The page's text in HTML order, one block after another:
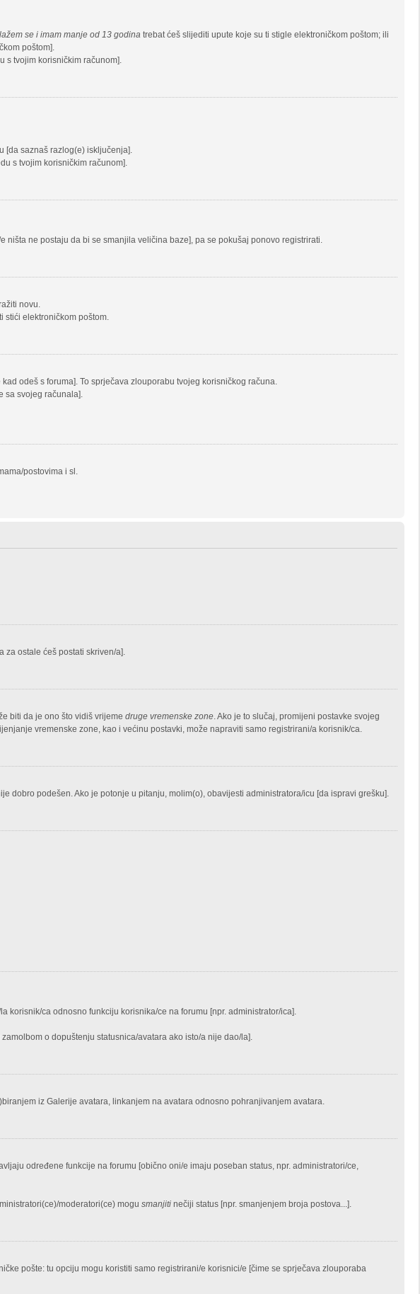
se i imam manje od 13 godina trebat ćeš slijediti upute koje su ti stigle elektroničkom poštom; ili
poštom].
s tvojim korisničkim računom].
[da saznaš razlog(e) isključenja].
s tvojim korisničkim računom].
ne postaju da bi se smanjila veličina baze], pa se pokušaj ponovo registrirati.
novu.
stići elektroničkom poštom.
odeš s foruma]. To sprječava zlouporabu tvojeg korisničkog računa.
sa svojeg računala].
postovima i sl.
za ostale ćeš postati skriven/a].
biti da je ono što vidiš vrijeme druge vremenske zone. Ako je to slučaj, promijeni postavke svojeg
vremenske zone, kao i većinu postavki, može napraviti samo registrirani/a korisnik/ca.
dobro podešen. Ako je potonje u pitanju, molim(o), obavijesti administratora/icu [da ispravi grešku].
korisnik/ca odnosno funkciju korisnika/ce na forumu [npr. administrator/ica].
o dopuštenju statusnica/avatara ako isto/a nije dao/la].
iz Galerije avatara, linkanjem na avatara odnosno pohranjivanjem avatara.
određene funkcije na forumu [obično oni/e imaju poseban status, npr. administratori/ce,
moderatori(ce) mogu smanjiti nečiji status [npr. smanjenjem broja postova...].
pošte: tu opciju mogu koristiti samo registrirani/e korisnici/e [čime se sprječava zlouporaba